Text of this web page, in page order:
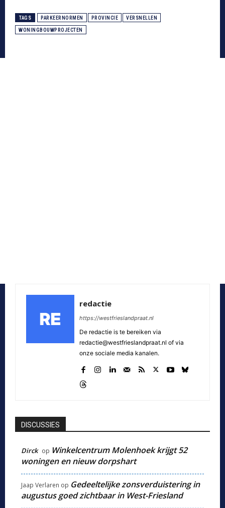
TAGS PARKEERNORMEN PROVINCIE VERSNELLEN
WONINGBOUWPROJECTEN
redactie
https://westfrieslandpraat.nl
De redactie is te bereiken via
redactie@westfrieslandpraat.nl of via
onze sociale media kanalen.
DISCUSSIES
Dirck op Winkelcentrum Molenhoek krijgt 52
woningen en nieuw dorpshart
Jaap Verlaren op Gedeeltelijke zonsverduistering in
augustus goed zichtbaar in West-Friesland